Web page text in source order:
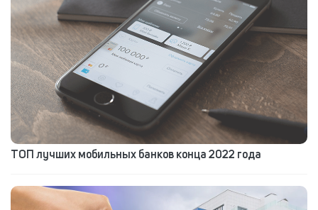
ТОП лучших мобильных банков конца 2022 года